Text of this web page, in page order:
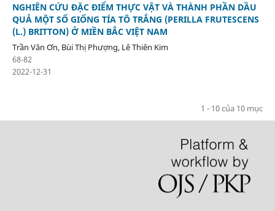
NGHIÊN CỨU ĐẶC ĐIỂM THỰC VẬT VÀ THÀNH PHẦN DẦU
QUẢ MỘT SỐ GIỐNG TÍA TÔ TRẮNG (PERILLA FRUTESCENS
(L.) BRITTON) Ở MIỀN BẮC VIỆT NAM
Trần Văn Ơn, Bùi Thị Phượng, Lê Thiên Kim
68-82
2022-12-31
1 - 10 của 10 mục